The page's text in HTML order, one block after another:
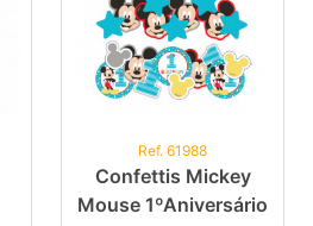
Ref. 61988
Confettis Mickey
Mouse 1ºAniversário